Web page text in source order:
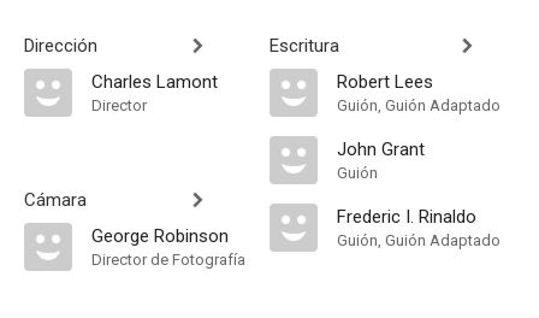
Dirección
Charles Lamont
Director
Cámara
George Robinson
Director de Fotografía
Escritura
Robert Lees
Guión, Guión Adaptado
John Grant
Guión
Frederic I. Rinaldo
Guión, Guión Adaptado